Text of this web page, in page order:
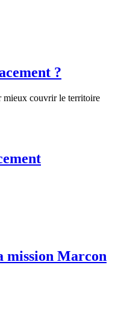
?
mieux couvrir le territoire
mission Marcon